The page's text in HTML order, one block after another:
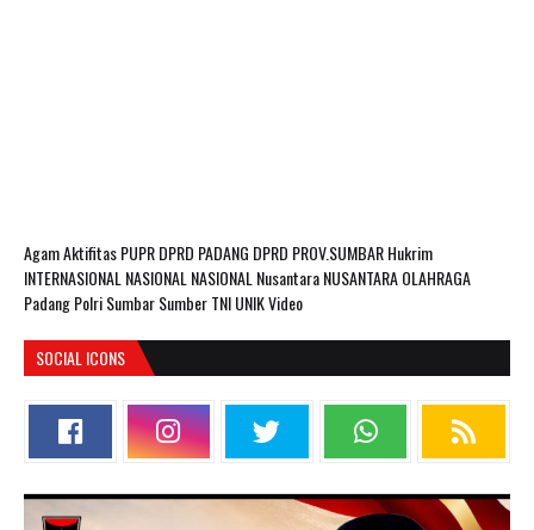
AgamAktifitas PUPRDPRD PADANG DPRD PROV.SUMBARHukrim
INTERNASIONAL NASIONAL NASIONAL NusantaraNUSANTARAOLAHRAGA
PadangPolriSumbarSumberTNIUNIKVideo
SOCIAL ICONS